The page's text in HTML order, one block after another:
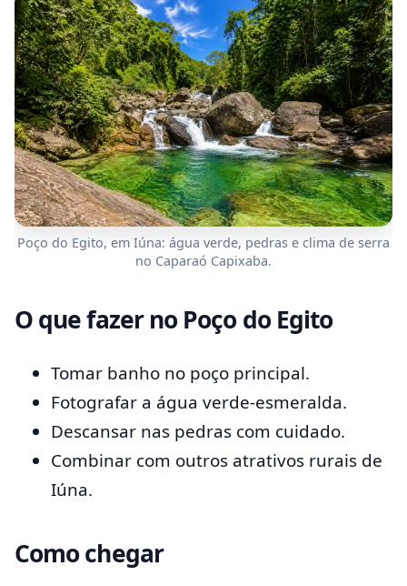
Poço do Egito, em Iúna: água verde, pedras e clima de serra
no Caparaó Capixaba.
O que fazer no Poço do Egito
Tomar banho no poço principal.
Fotografar a água verde-esmeralda.
Descansar nas pedras com cuidado.
Combinar com outros atrativos rurais de
Iúna.
Como chegar